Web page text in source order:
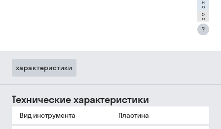
?
характеристики
Технические характеристики
Вид инструмента Пластина